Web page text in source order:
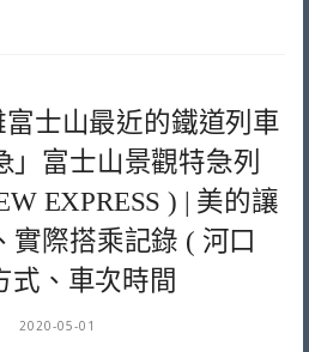
富士山最近的鐵道列車
」富士山景觀特急列
EXPRESS ) | 美的讓
實際搭乘記錄 ( 河口
式、車次時間
2020-05-01